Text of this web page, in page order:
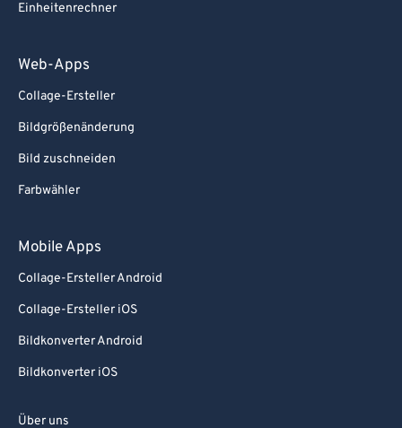
Einheitenrechner
Web-Apps
Collage-Ersteller
Bildgrößenänderung
Bild zuschneiden
Farbwähler
Mobile Apps
Collage-Ersteller Android
Collage-Ersteller iOS
Bildkonverter Android
Bildkonverter iOS
Über uns